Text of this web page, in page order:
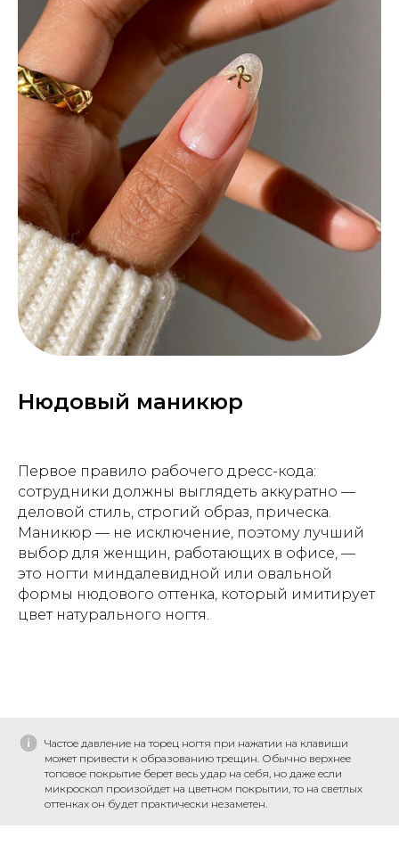
Нюдовый маникюр
Первое правило рабочего дресс-кода:
сотрудники должны выглядеть аккуратно —
деловой стиль, строгий образ, прическа.
Маникюр — не исключение, поэтому лучший
выбор для женщин, работающих в офисе, —
это ногти миндалевидной или овальной
формы нюдового оттенка, который имитирует
цвет натурального ногтя.
Частое давление на торец ногтя при нажатии на клавиши
может привести к образованию трещин. Обычно верхнее
топовое покрытие берет весь удар на себя, но даже если
микроскол произойдет на цветном покрытии, то на светлых
оттенках он будет практически незаметен.